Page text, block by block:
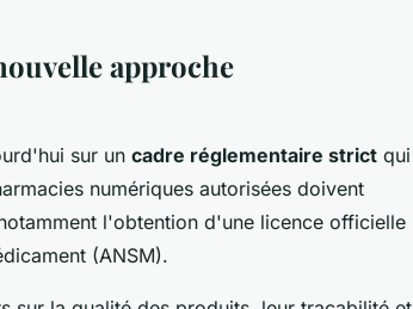
approche
sur un cadre réglementaire strict qui
numériques autorisées doivent
l'obtention d'une licence officielle
(ANSM).